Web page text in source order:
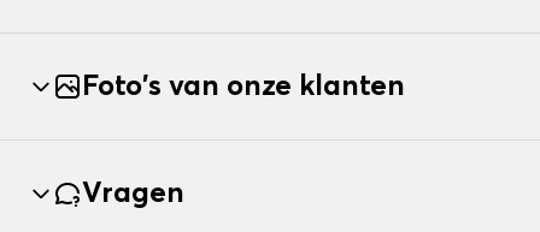
Foto's van onze klanten
Vragen